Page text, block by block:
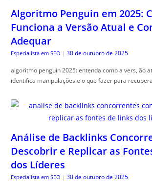
Algoritmo Penguin em 2025:
Funciona a Versão Atual e
Adequar
Especialista em SEO | 30 de outubro de 2025
algoritmo penguin 2025: entenda como a vers, ão
identifica manipulações e o que fazer para
Análise de Backlinks
Descobrir e Replicar as
dos Líderes
Especialista em SEO | 30 de outubro de 2025